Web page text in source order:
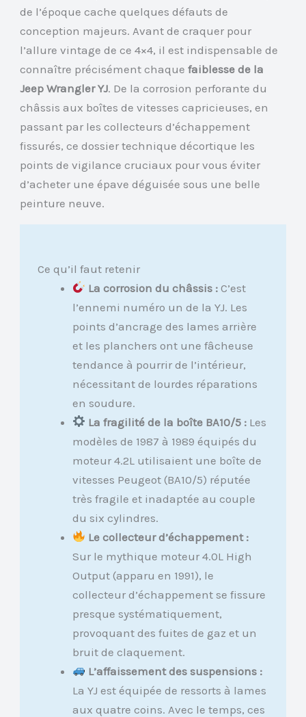
de l’époque cache quelques défauts de
conception majeurs. Avant de craquer pour
l’allure vintage de ce 4×4, il est indispensable de
connaître précisément chaquefaiblesse de la
Jeep Wrangler YJ. De la corrosion perforante du
châssis aux boîtes de vitesses capricieuses, en
passant par les collecteurs d’échappement
fissurés, ce dossier technique décortique les
points de vigilance cruciaux pour vous éviter
d’acheter une épave déguisée sous une belle
peinture neuve.
Ce qu’il faut retenir
La corrosion du châssis : C’est
l’ennemi numéro un de la YJ. Les
points d’ancrage des lames arrière
et les planchers ont une fâcheuse
tendance à pourrir de l’intérieur,
nécessitant de lourdes réparations
en soudure.
La fragilité de la boîte BA10/5 : Les
modèles de 1987 à 1989 équipés du
moteur 4.2L utilisaient une boîte de
vitesses Peugeot (BA10/5) réputée
très fragile et inadaptée au couple
du six cylindres.
Le collecteur d’échappement :
Sur le mythique moteur 4.0L High
Output (apparu en 1991), le
collecteur d’échappement se fissure
presque systématiquement,
provoquant des fuites de gaz et un
bruit de claquement.
L’affaissement des suspensions :
La YJ est équipée de ressorts à lames
aux quatre coins. Avec le temps, ces